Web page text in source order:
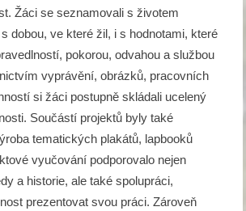
Žáci se seznamovali s životem
dobou, ve které žil, i s hodnotami, které
pokorou, odvahou a službou
vyprávění, obrázků, pracovních
si žáci postupně skládali ucelený
Součástí projektů byly také
tematických plakátů, lapbooků
vyučování podporovalo nejen
a historie, ale také spolupráci,
prezentovat svou práci. Zároveň